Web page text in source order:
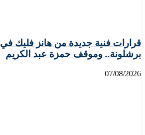
قرارات فنية جديدة من هانز فليك في
برشلونة.. وموقف حمزة عبد الكريم
07/08/2026